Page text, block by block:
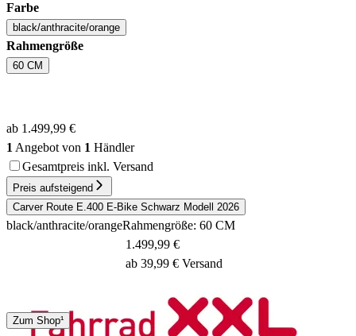
Farbe
black/anthracite/orange
Rahmengröße
60 CM
ab 1.499,99 €
1 Angebot von 1 Händler
Gesamtpreis inkl. Versand
Preis aufsteigend
Carver Route E.400 E-Bike Schwarz Modell 2026
black/anthracite/orangeRahmengröße: 60 CM
Spedition
1.499,99 €
ab 39,99 € Versand
Zum Shop¹